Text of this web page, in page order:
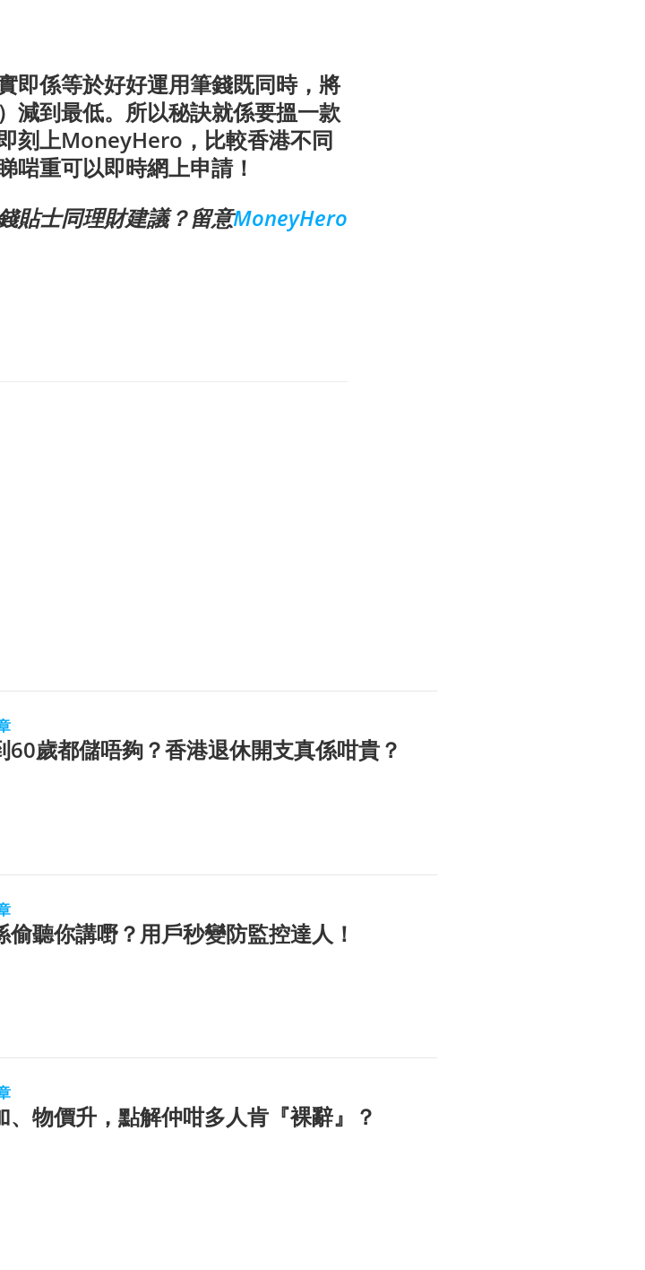
即係等於好好運用筆錢既同時，將
減到最低。所以秘訣就係要搵一款
刻上MoneyHero，比較香港不同
啱重可以即時網上申請！
貼士同理財建議？留意MoneyHero
60歲都儲唔夠？香港退休開支真係咁貴？
偷聽你講嘢？用戶秒變防監控達人！
、物價升，點解仲咁多人肯『裸辭』？